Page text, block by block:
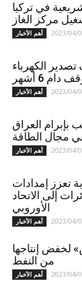
في تركيا
مركز الغاز
أهم الأخبار 2023/04/
تصدير الكهرباء
دام 6 أشهر
أهم الأخبار 2023/04/
بإبرام العراق
مجال الطاقة
أهم الأخبار 2023/04/
تعزز إمدادات
إلى الاتحاد
الأوروبي
أهم الأخبار 2023/04/
لخفض إنتاجها
من النفط
أهم الأخبار 2023/04/